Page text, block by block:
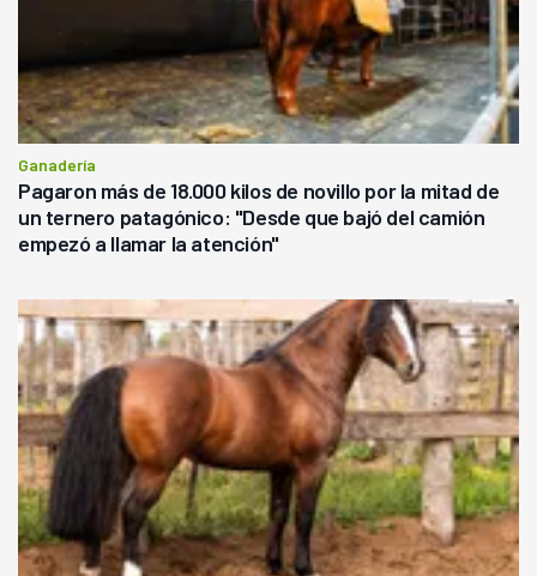
Ganadería
Pagaron más de 18.000 kilos de novillo por la mitad de
un ternero patagónico: "Desde que bajó del camión
empezó a llamar la atención"